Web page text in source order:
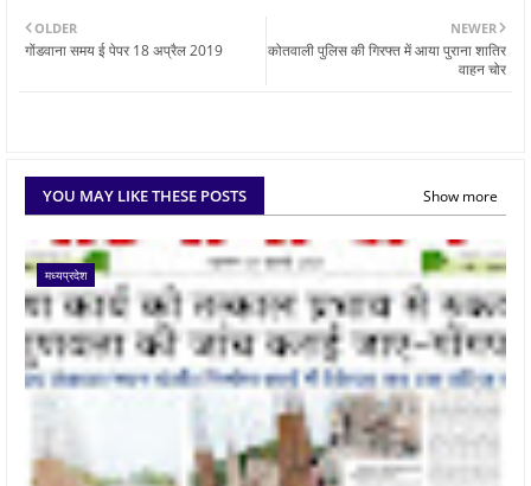
NEWER
कोतवाली पुलिस की गिरफ्त में आया पुराना शातिर
वाहन चोर
OLDER
गोंडवाना समय ई पेपर 18 अप्रैल 2019
YOU MAY LIKE THESE POSTS Show more
मध्यप्रदेश